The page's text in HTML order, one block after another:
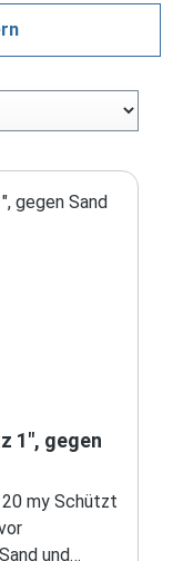
1", gegen
my Schützt
und